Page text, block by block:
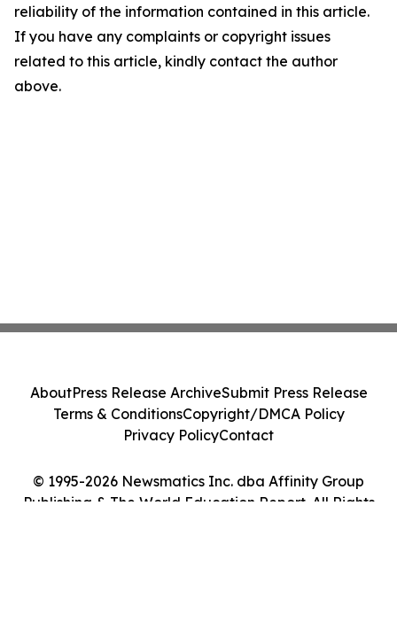
reliability of the information contained in this article.
If you have any complaints or copyright issues
related to this article, kindly contact the author
above.
© 1995-2026 Newsmatics Inc. dba Affinity Group
Publishing & The World Education Report. All Rights
AboutPress Release ArchiveSubmit Press Release
Terms & ConditionsCopyright/DMCA Policy
Privacy PolicyContact